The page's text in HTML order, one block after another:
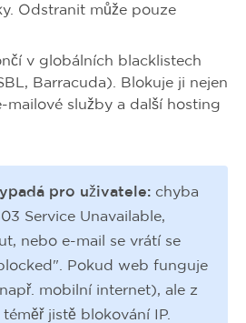
Odstranit může pouze
v globálních blacklistech
Barracuda). Blokuje ji nejen
mailové služby a další hosting
pro uživatele: chyba
Service Unavailable,
nebo e-mail se vrátí se
Pokud web funguje
mobilní internet), ale z
jistě blokování IP.